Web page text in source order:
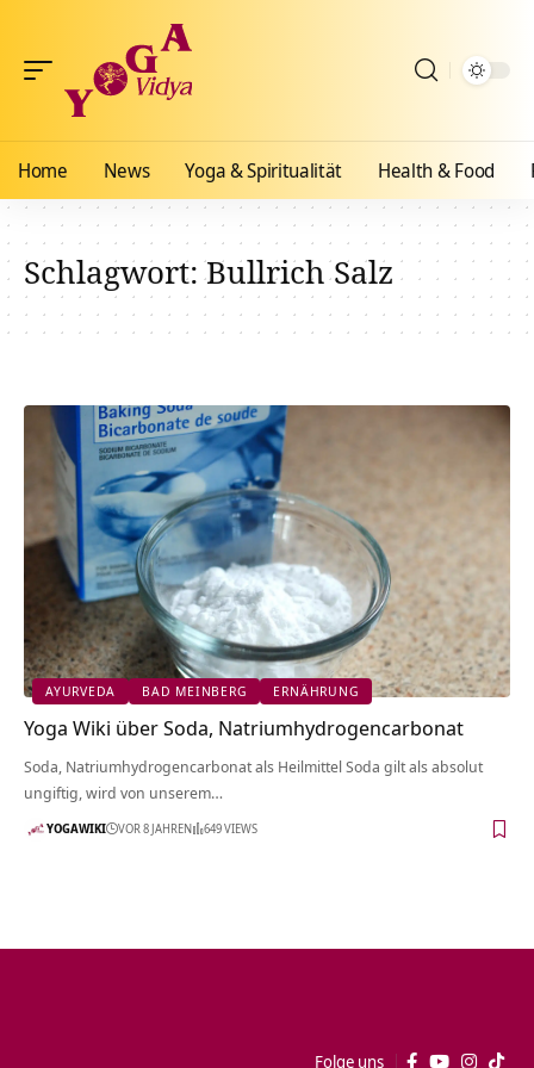
Home News Yoga & Spiritualität Health & Food
Schlagwort:Bullrich Salz
AYURVEDA BAD MEINBERG ERNÄHRUNG
Yoga Wiki über Soda, Natriumhydrogencarbonat
Soda, Natriumhydrogencarbonat als Heilmittel Soda gilt als absolut
ungiftig, wird von unserem…
YOGAWIKI VOR 8 JAHREN 649 VIEWS
Folge uns